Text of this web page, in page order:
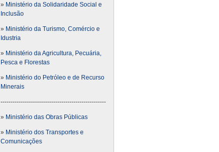
» Ministério da Solidaridade Social e
Inclusão
» Ministério da Turismo, Comércio e
Idustria
» Ministério da Agricultura, Pecuária,
Pesca e Florestas
» Ministério do Petróleo e de Recurso
Minerais
----------------------------------------------------
» Ministério das Obras Públicas
» Ministério dos Transportes e
Comunicações